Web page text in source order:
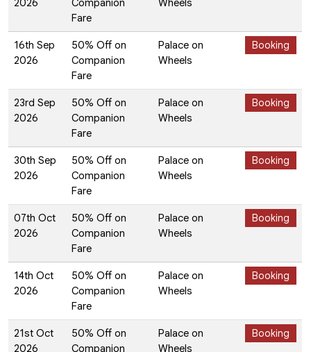
2026
Companion
Fare
Wheels
16th Sep
2026
50% Off on
Companion
Fare
Palace on
Wheels
Booking
23rd Sep
2026
50% Off on
Companion
Fare
Palace on
Wheels
Booking
30th Sep
2026
50% Off on
Companion
Fare
Palace on
Wheels
Booking
07th Oct
2026
50% Off on
Companion
Fare
Palace on
Wheels
Booking
14th Oct
2026
50% Off on
Companion
Fare
Palace on
Wheels
Booking
21st Oct
2026
50% Off on
Companion
Palace on
Wheels
Booking